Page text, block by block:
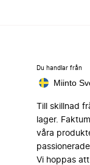
Du handlar från
Miinto
Till skillnad
lager.
våra
Vi hoppas